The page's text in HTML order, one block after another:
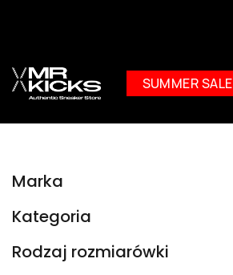
SUMMER SALE
Marka
Kategoria
Rodzaj rozmiarówki